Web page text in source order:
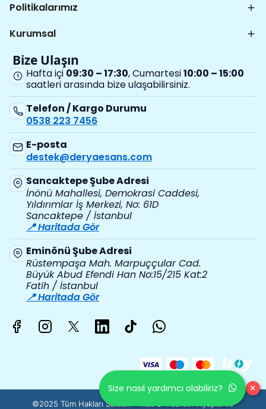
Politikalarımız
Kurumsal
Bize Ulaşın
Hafta içi 09:30 – 17:30, Cumartesi10:00 – 15:00
saatleri arasında bize ulaşabilirsiniz.
Telefon / Kargo Durumu
0538 223 7456
E-posta
destek@deryaesans.com
Sancaktepe Şube Adresi
İnönü Mahallesi, Demokrasi Caddesi,
Yıldırımlar İş Merkezi, No: 61D
Sancaktepe / İstanbul
📍 Haritada Gör
Eminönü Şube Adresi
Rüstempaşa Mah. Marpuççular Cad.
Büyük Abud Efendi Han No:15/215 Kat:2
Fatih / İstanbul
📍 Haritada Gör
©2025 Tüm Hakları Saklıdır - ikas E-Ticaret Altyapısı ile
Size nasıl yardımcı olabiliriz? ×